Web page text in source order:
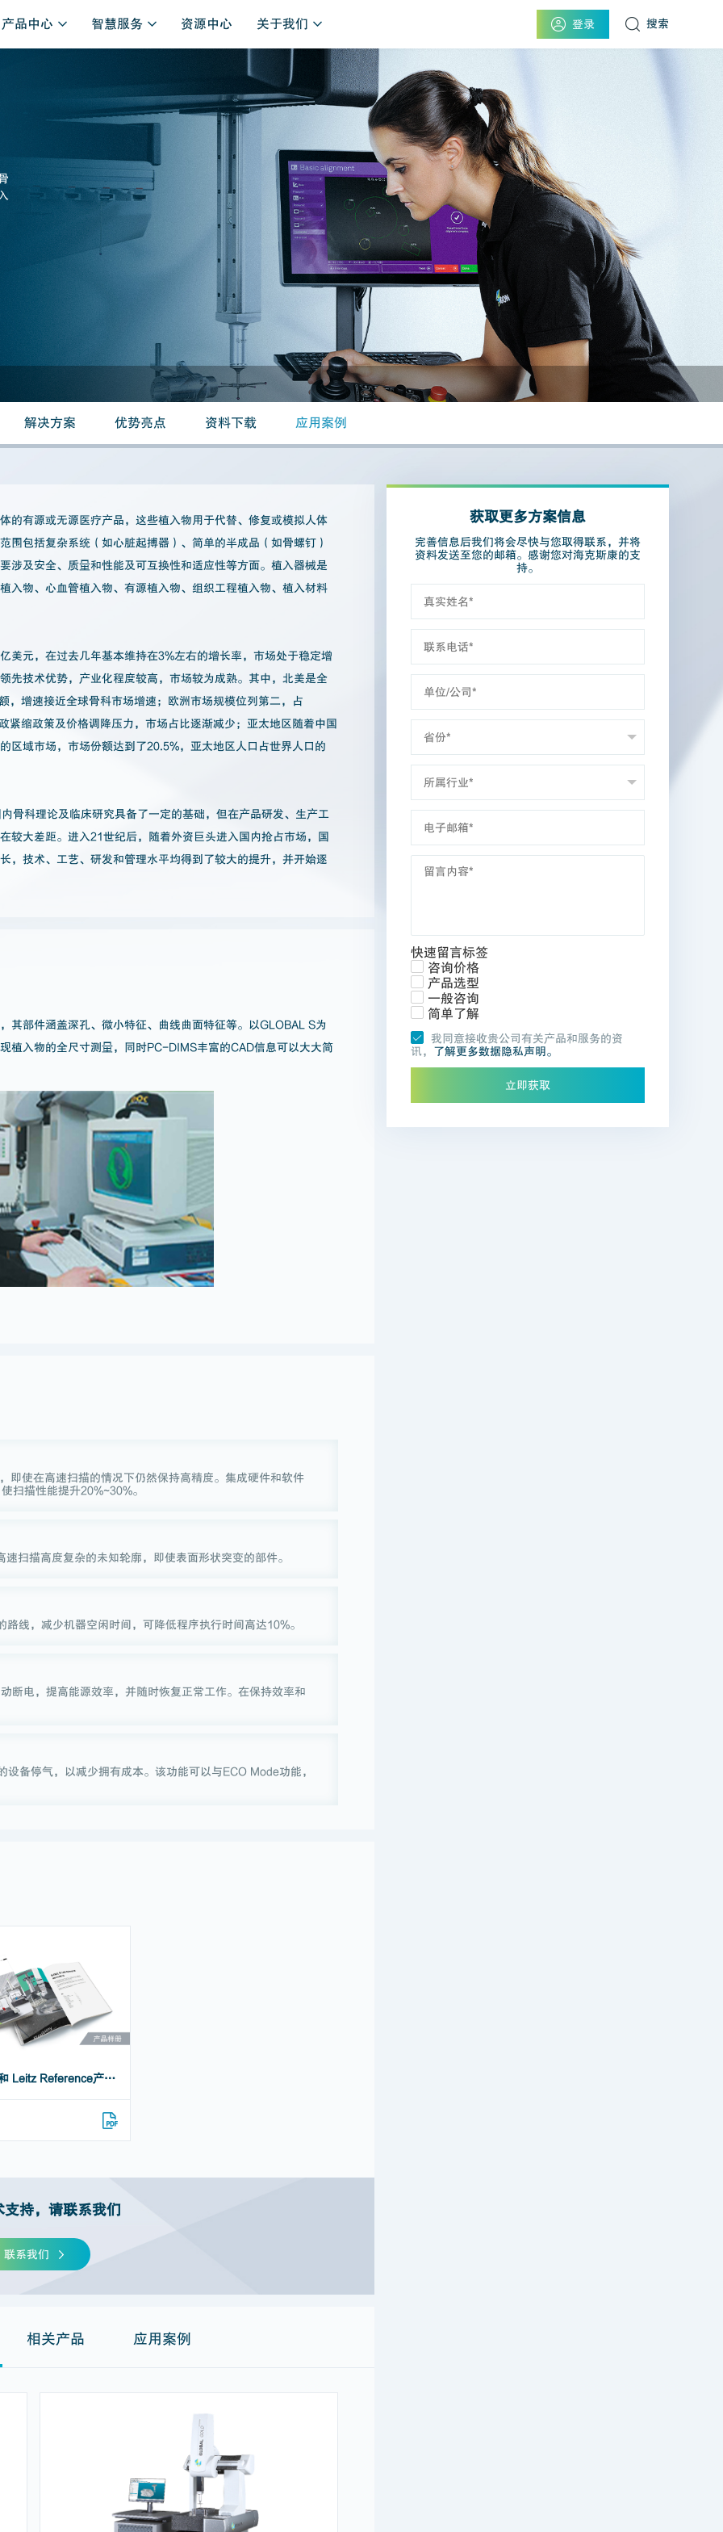
产品中心 智慧服务 资源中心 关于我们 登录 搜索
解决方案 优势亮点 资料下载 应用案例
的有源或无源医疗产品，这些植入物用于代替、修复或模拟人体
围包括复杂系统（如心脏起搏器）、简单的半成品（如骨螺钉）
涉及安全、质量和性能及可互换性和适应性等方面。植入器械是
入物、心血管植入物、有源植入物、组织工程植入物、植入材料
美元，在过去几年基本维持在3%左右的增长率，市场处于稳定增
先技术优势，产业化程度较高，市场较为成熟。其中，北美是全
，增速接近全球骨科市场增速；欧洲市场规模位列第二，占
紧缩政策及价格调降压力，市场占比逐渐减少；亚太地区随着中国
区域市场，市场份额达到了20.5%，亚太地区人口占世界人口的
骨科理论及临床研究具备了一定的基础，但在产品研发、生产工
较大差距。进入21世纪后，随着外资巨头进入国内抢占市场，国
，技术、工艺、研发和管理水平均得到了较大的提升，并开始逐
其部件涵盖深孔、微小特征、曲线曲面特征等。以GLOBAL S为
植入物的全尺寸测量，同时PC-DIMS丰富的CAD信息可以大大简
即使在高速扫描的情况下仍然保持高精度。集成硬件和软件
扫描性能提升20%~30%。
扫描高度复杂的未知轮廓，即使表面形状突变的部件。
线，减少机器空闲时间，可降低程序执行时间高达10%。
断电，提高能源效率，并随时恢复正常工作。在保持效率和
备停气，以减少拥有成本。该功能可以与ECO Mode功能，
GLOBAL 和 Leitz Reference产品样册
支持，请联系我们
联系我们
相关产品 应用案例
获取更多方案信息
完善信息后我们将会尽快与您取得联系，并将
资料发送至您的邮箱。感谢您对海克斯康的支
持。
快速留言标签
咨询价格
产品选型
一般咨询
简单了解
我同意接收贵公司有关产品和服务的资
讯， 了解更多数据隐私声明。
立即获取